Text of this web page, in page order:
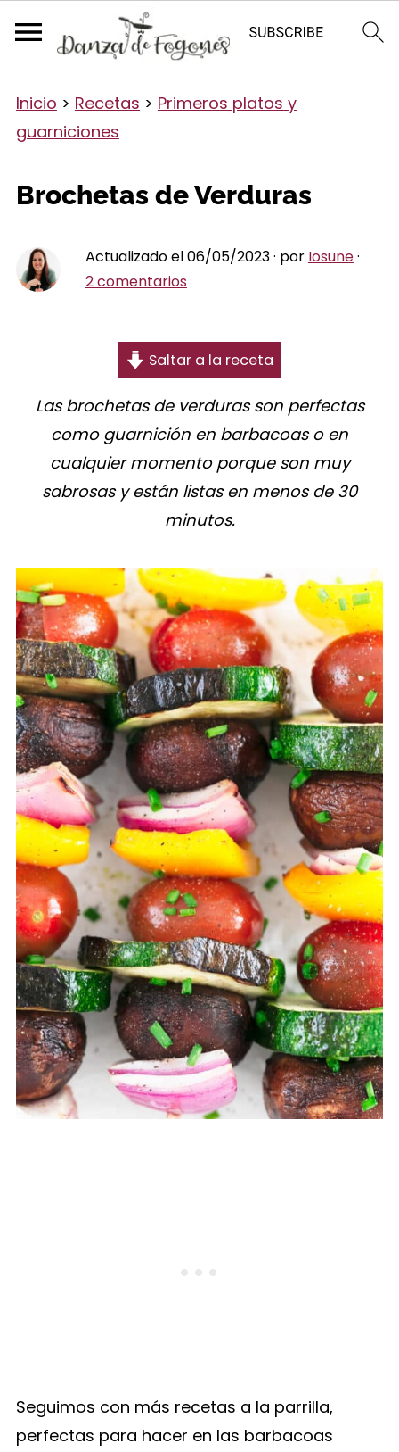
Inicio > Recetas > Primeros platos y
guarniciones
Brochetas de Verduras
Actualizado el 06/05/2023 · por Iosune·
2 comentarios
Saltar a la receta
Las brochetas de verduras son perfectas
como guarnición en barbacoas o en
cualquier momento porque son muy
sabrosas y están listas en menos de 30
minutos.
Seguimos con más recetas a la parrilla,
perfectas para hacer en las barbacoas